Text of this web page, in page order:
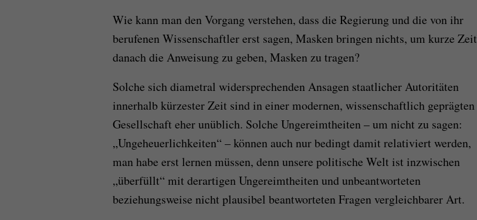
Wie kann man den Vorgang verstehen, dass die Regierung und die von ihr
berufenen Wissenschaftler erst sagen, Masken bringen nichts, um kurze Zeit
danach die Anweisung zu geben, Masken zu tragen?
Solche sich diametral widersprechenden Ansagen staatlicher Autoritäten
innerhalb kürzester Zeit sind in einer modernen, wissenschaftlich geprägten
Gesellschaft eher unüblich. Solche Ungereimtheiten – um nicht zu sagen:
„Ungeheuerlichkeiten“ – können auch nur bedingt damit relativiert werden,
man habe erst lernen müssen, denn unsere politische Welt ist inzwischen
„überfüllt“ mit derartigen Ungereimtheiten und unbeantworteten
beziehungsweise nicht plausibel beantworteten Fragen vergleichbarer Art.